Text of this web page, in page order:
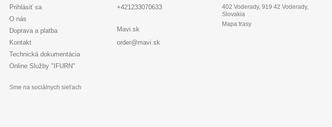
Prihlásiť sa
O nás
Doprava a platba
Kontakt
Technická dokumentácia
Online Služby "IFURN"
Sme na sociálnych sieťach
+421233070633
Mavi.sk
order@mavi.sk
402 Voderady, 919 42 Voderady,
Slovakia
Mapa trasy